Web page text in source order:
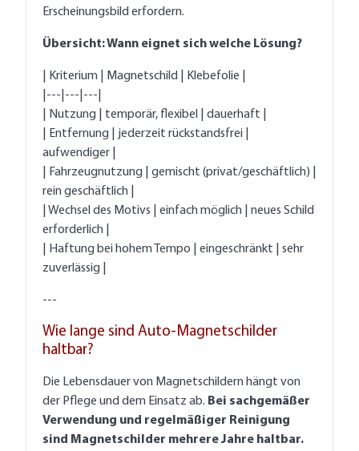
Erscheinungsbild erfordern.
Übersicht: Wann eignet sich welche Lösung?
| Kriterium | Magnetschild | Klebefolie |
|---|---|---|
| Nutzung | temporär, flexibel | dauerhaft |
| Entfernung | jederzeit rückstandsfrei |
aufwendiger |
| Fahrzeugnutzung | gemischt (privat/geschäftlich) |
rein geschäftlich |
| Wechsel des Motivs | einfach möglich | neues Schild
erforderlich |
| Haftung bei hohem Tempo | eingeschränkt | sehr
zuverlässig |
---
Wie lange sind Auto-Magnetschilder
haltbar?
Die Lebensdauer von Magnetschildern hängt von
der Pflege und dem Einsatz ab. Bei sachgemäßer
Verwendung und regelmäßiger Reinigung
sind Magnetschilder mehrere Jahre haltbar.